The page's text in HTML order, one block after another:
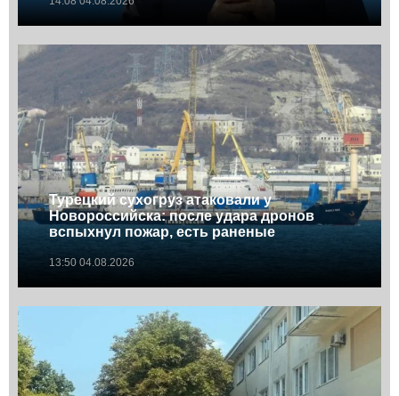
Турецкий сухогруз атаковали у
Новороссийска: после удара дронов
вспыхнул пожар, есть раненые
13:50 04.08.2026